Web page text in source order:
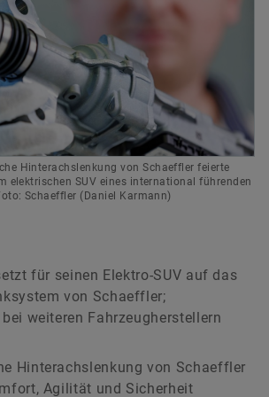
Student
& Public Affairs
8901
Jetzt bestellen
Hinterachslenkung von Schaeffler feierte
elektrischen SUV eines international führenden
Schaeffler (Daniel Karmann)
für seinen Elektro-SUV auf das
von Schaeffler;
weiteren Fahrzeugherstellern
Hinterachslenkung von Schaeffler
Agilität und Sicherheit